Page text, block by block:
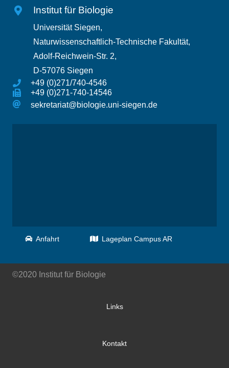
Institut für Biologie
Universität Siegen,
Naturwissenschaftlich-Technische Fakultät,
Adolf-Reichwein-Str. 2,
D-57076 Siegen
+49 (0)271/740-4546
+49 (0)271-740-14546
sekretariat@biologie.uni-siegen.de
Anfahrt Lageplan Campus AR
©2020 Institut für Biologie
Links
Kontakt